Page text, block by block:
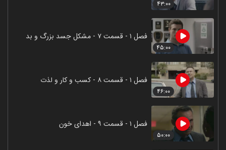
۴۳:۰۰
۴۵:۰۰
فصل ۱ - قسمت ۷ - مشکل جسد بزرگ و بد
۴۶:۰۰
فصل ۱ - قسمت ۸ - کسب و کار و لذت
۵۰:۰۰
فصل ۱ - قسمت ۹ - اهدای خون